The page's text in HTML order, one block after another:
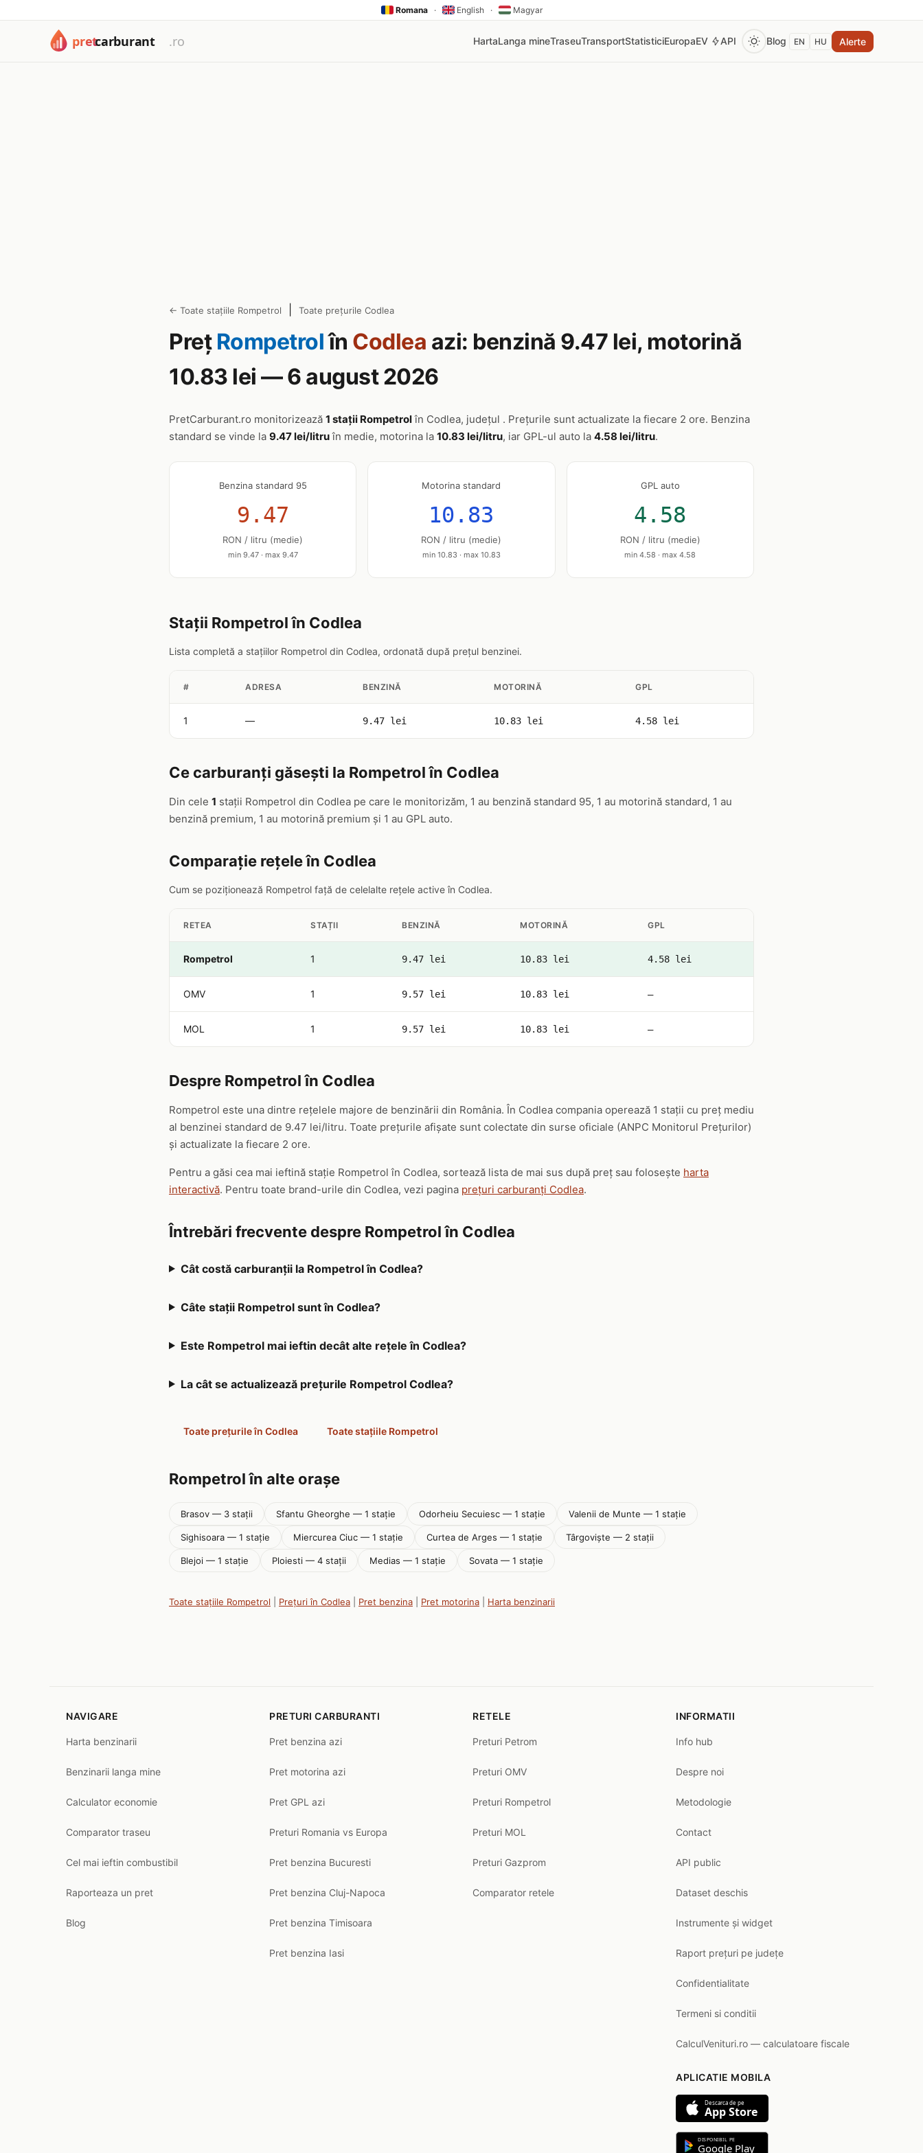
Romana · English · Magyar
HartaLanga mineTraseuTransportStatisticiEuropaEV API Blog EN HU Alerte
← Toate stațiile Rompetrol Toate prețurile Codlea
Preț Rompetrolîn Codlea azi: benzină 9.47 lei, motorină
10.83 lei — 6 august 2026
PretCarburant.ro monitorizează 1 stații Rompetrolîn Codlea, județul . Prețurile sunt actualizate la fiecare 2 ore. Benzina
standard se vinde la 9.47 lei/litruîn medie, motorina la 10.83 lei/litru, iar GPL-ul auto la 4.58 lei/litru.
Benzina standard 95
9.47
RON / litru (medie)
min 9.47 · max 9.47
Motorina standard
10.83
RON / litru (medie)
min 10.83 · max 10.83
GPL auto
4.58
RON / litru (medie)
min 4.58 · max 4.58
Stații Rompetrol în Codlea
Lista completă a stațiilor Rompetrol din Codlea, ordonată după prețul benzinei.
# ADRESA BENZINĂ MOTORINĂ GPL
1 — 9.47 lei 10.83 lei 4.58 lei
Ce carburanți găsești la Rompetrol în Codlea
Din cele 1 stații Rompetrol din Codlea pe care le monitorizăm, 1 au benzină standard 95, 1 au motorină standard, 1 au
benzină premium, 1 au motorină premium și 1 au GPL auto.
Comparație rețele în Codlea
Cum se poziționează Rompetrol față de celelalte rețele active în Codlea.
RETEA STAȚII BENZINĂ MOTORINĂ GPL
Rompetrol 1 9.47 lei 10.83 lei 4.58 lei
OMV 1 9.57 lei 10.83 lei —
MOL 1 9.57 lei 10.83 lei —
Despre Rompetrol în Codlea
Rompetrol este una dintre rețelele majore de benzinării din România. În Codlea compania operează 1 stații cu preț mediu
al benzinei standard de 9.47 lei/litru. Toate prețurile afișate sunt colectate din surse oficiale (ANPC Monitorul Prețurilor)
și actualizate la fiecare 2 ore.
Pentru a găsi cea mai ieftină stație Rompetrol în Codlea, sortează lista de mai sus după preț sau folosește harta
interactivă. Pentru toate brand-urile din Codlea, vezi pagina prețuri carburanți Codlea.
Întrebări frecvente despre Rompetrol în Codlea
Cât costă carburanții la Rompetrol în Codlea?
Câte stații Rompetrol sunt în Codlea?
Este Rompetrol mai ieftin decât alte rețele în Codlea?
La cât se actualizează prețurile Rompetrol Codlea?
Toate prețurile în Codlea Toate stațiile Rompetrol
Rompetrol în alte orașe
Brasov — 3 stații Sfantu Gheorghe — 1 stație Odorheiu Secuiesc — 1 stație Valenii de Munte — 1 stație
Sighisoara — 1 stație Miercurea Ciuc — 1 stație Curtea de Arges — 1 stație Târgoviște — 2 stații
Blejoi — 1 stație Ploiesti — 4 stații Medias — 1 stație Sovata — 1 stație
Toate stațiile Rompetrol Prețuri în Codlea Pret benzina Pret motorina Harta benzinarii
NAVIGARE
Harta benzinarii
Benzinarii langa mine
Calculator economie
Comparator traseu
Cel mai ieftin combustibil
Raporteaza un pret
Blog
PRETURI CARBURANTI
Pret benzina azi
Pret motorina azi
Pret GPL azi
Preturi Romania vs Europa
Pret benzina Bucuresti
Pret benzina Cluj-Napoca
Pret benzina Timisoara
Pret benzina Iasi
RETELE
Preturi Petrom
Preturi OMV
Preturi Rompetrol
Preturi MOL
Preturi Gazprom
Comparator retele
INFORMATII
Info hub
Despre noi
Metodologie
Contact
API public
Dataset deschis
Instrumente și widget
Raport prețuri pe județe
Confidentialitate
Termeni si conditii
CalculVenituri.ro — calculatoare fiscale
APLICATIE MOBILA
Descarca de pe
App Store
DISPONIBIL PE
Google Play